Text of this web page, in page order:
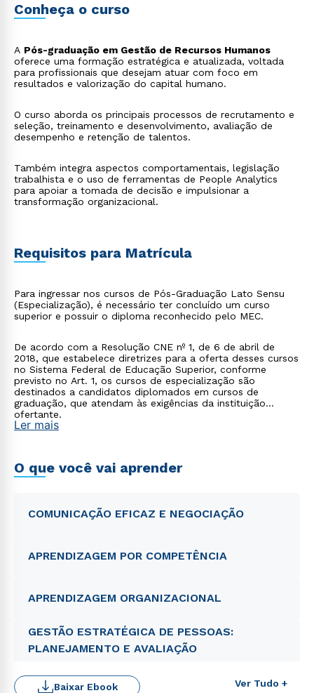
Conheça o curso
A Pós-graduação em Gestão de Recursos Humanos
oferece uma formação estratégica e atualizada, voltada
para profissionais que desejam atuar com foco em
resultados e valorização do capital humano.
O curso aborda os principais processos de recrutamento e
seleção, treinamento e desenvolvimento, avaliação de
desempenho e retenção de talentos.
Também integra aspectos comportamentais, legislação
trabalhista e o uso de ferramentas de People Analytics
para apoiar a tomada de decisão e impulsionar a
transformação organizacional.
Requisitos para Matrícula
Para ingressar nos cursos de Pós-Graduação Lato Sensu
(Especialização), é necessário ter concluído um curso
superior e possuir o diploma reconhecido pelo MEC.
De acordo com a Resolução CNE nº 1, de 6 de abril de
2018, que estabelece diretrizes para a oferta desses cursos
no Sistema Federal de Educação Superior, conforme
previsto no Art. 1, os cursos de especialização são
destinados a candidatos diplomados em cursos de
graduação, que atendam às exigências da instituição
ofertante.
Ler mais
O que você vai aprender
COMUNICAÇÃO EFICAZ E NEGOCIAÇÃO
APRENDIZAGEM POR COMPETÊNCIA
APRENDIZAGEM ORGANIZACIONAL
GESTÃO ESTRATÉGICA DE PESSOAS:
PLANEJAMENTO E AVALIAÇÃO
Ver Tudo +
Baixar Ebook
Rápido e fácil